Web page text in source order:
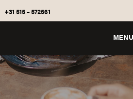
+31 515 – 572561
MENU